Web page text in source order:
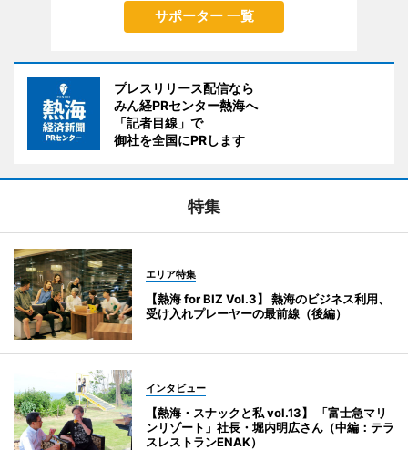
サポーター 一覧
プレスリリース配信なら
みん経PRセンター熱海へ
「記者目線」で
御社を全国にPRします
特集
エリア特集
【熱海 for BIZ Vol.3】 熱海のビジネス利用、
受け入れプレーヤーの最前線（後編）
インタビュー
【熱海・スナックと私 vol.13】 「富士急マリ
ンリゾート」社長・堀内明広さん（中編：テラ
スレストランENAK）